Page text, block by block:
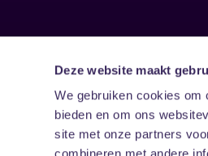
Deze website maakt
We gebruiken cookies om
bieden en om ons
site met onze partners
Disclaimer
Toegankelijkheid